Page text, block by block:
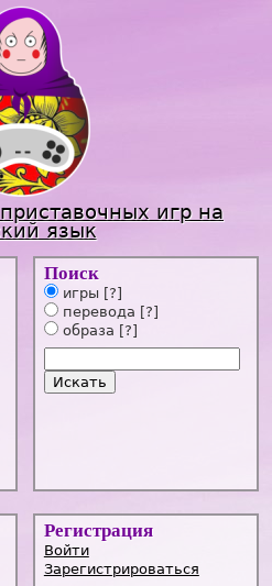
to navigation
игр на
язык
Поиск
игры [?]
перевода [?]
образа [?]
Регистрация
Войти
Зарегистрироваться